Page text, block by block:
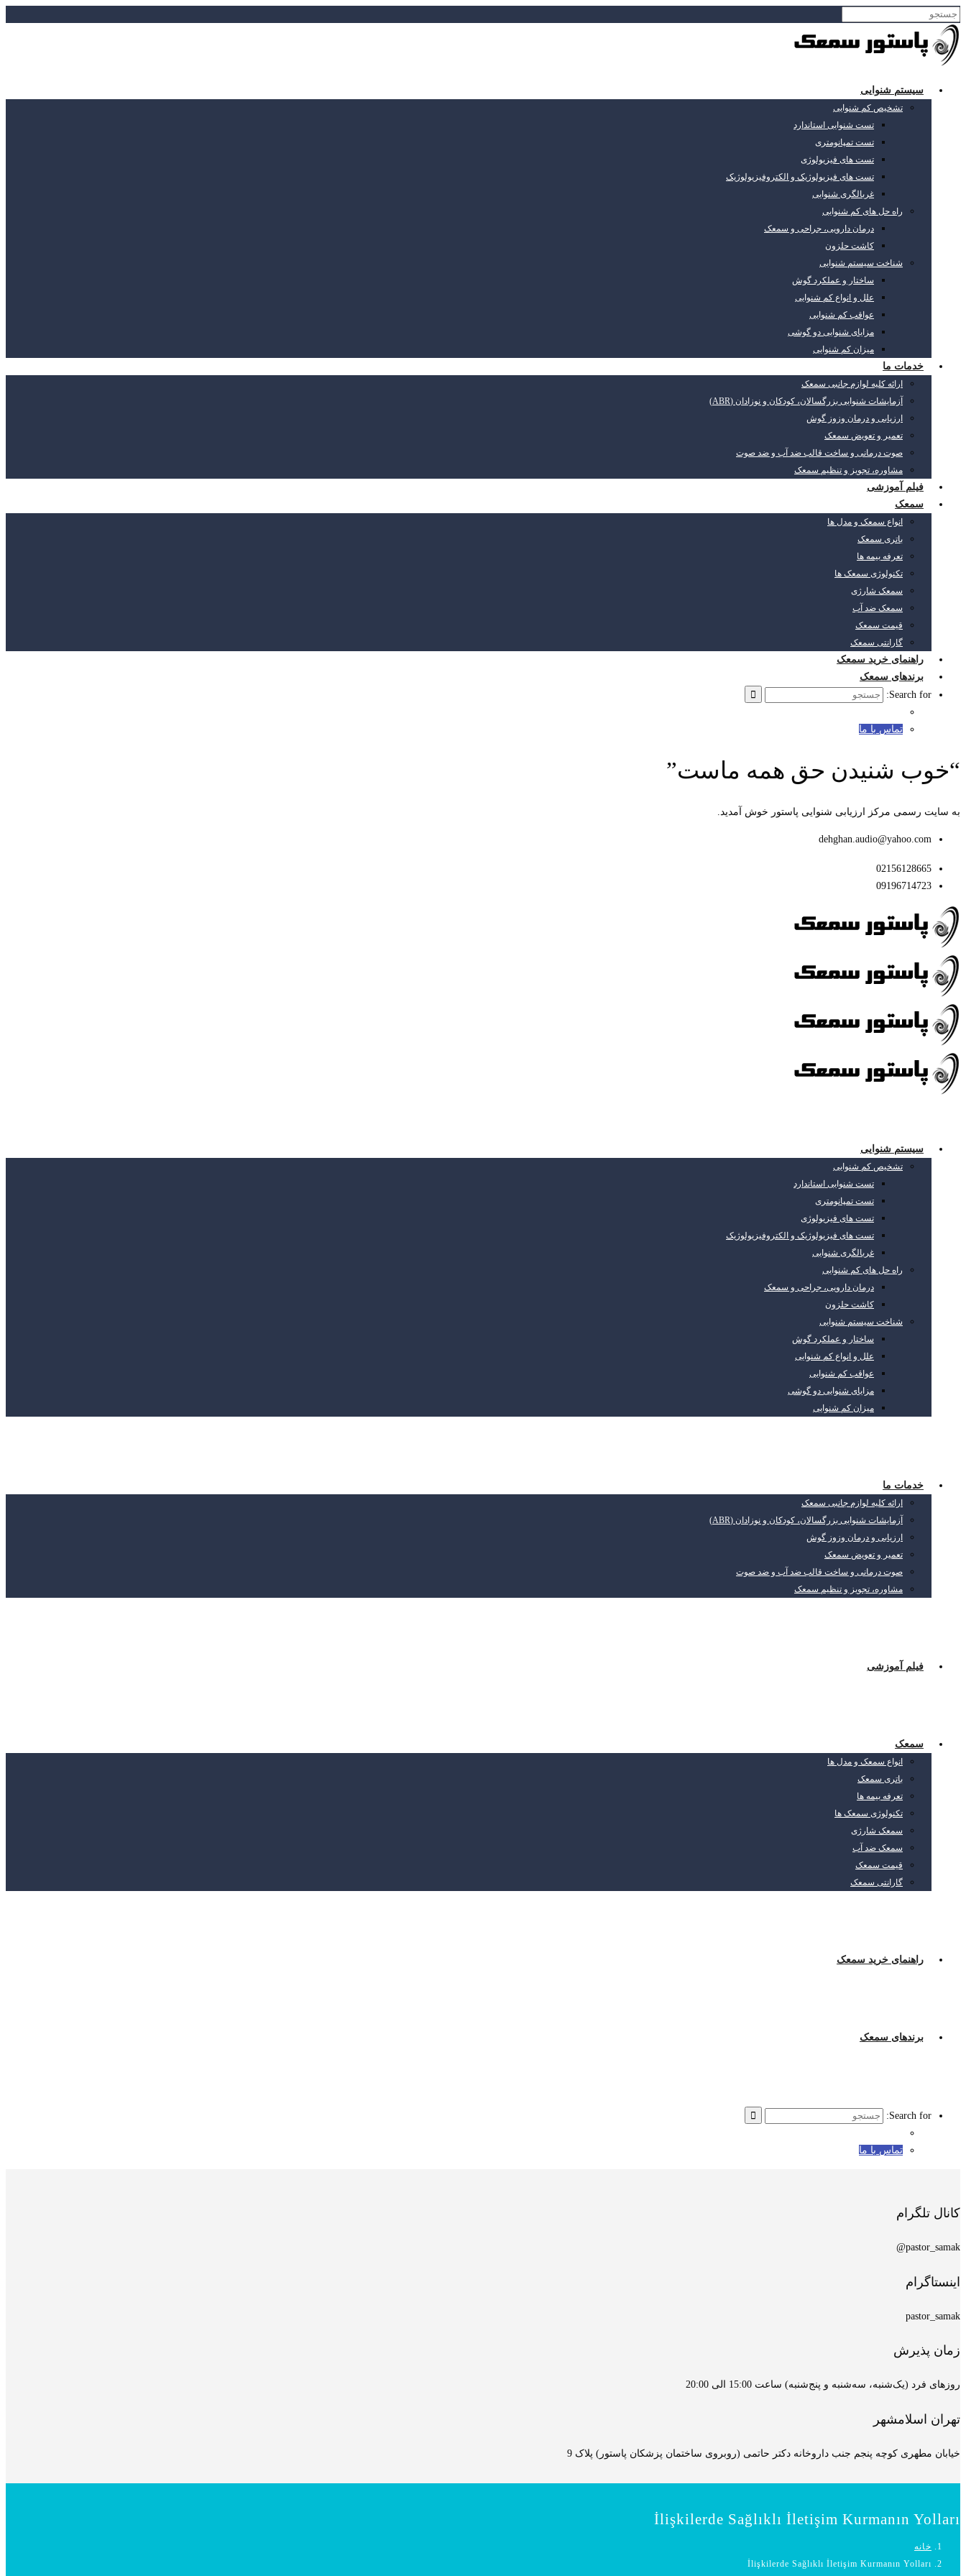
سیستم شنوایی
تشخیص کم شنوایی
تست شنوایی استاندارد
تست تمپانومتری
تست های فیزیولوژی
تست های فیزیولوژیک و الکتروفیزیولوژیک
غربالگری شنوایی
راه حل های کم شنوایی
درمان دارویی، جراحی و سمعک
کاشت حلزون
شناخت سیستم شنوایی
ساختار و عملکرد گوش
علل و انواع کم شنوایی
عواقب کم شنوایی
مزایای شنوایی دو گوشی
میزان کم شنوایی
خدمات ما
ارائه کلیه لوازم جانبی سمعک
آزمایشات شنوایی بزرگسالان، کودکان و نوزادان (ABR)
ارزیابی و درمان وزوز گوش
تعمیر و تعویض سمعک
صوت درمانی و ساخت قالب ضد آب و ضد صوت
مشاوره، تجویز و تنظیم سمعک
فیلم آموزشی
سمعک
انواع سمعک و مدل ها
باتری سمعک
تعرفه بیمه ها
تکنولوژی سمعک ها
سمعک شارژی
سمعک ضد آب
قیمت سمعک
گارانتی سمعک
راهنمای خرید سمعک
برندهای سمعک
Search for:
تماس با ما
“خوب شنیدن حق همه ماست”
به سایت رسمی مرکز ارزیابی شنوایی پاستور خوش آمدید.
dehghan.audio@yahoo.com
02156128665
09196714723
سیستم شنوایی
تشخیص کم شنوایی
تست شنوایی استاندارد
تست تمپانومتری
تست های فیزیولوژی
تست های فیزیولوژیک و الکتروفیزیولوژیک
غربالگری شنوایی
راه حل های کم شنوایی
درمان دارویی، جراحی و سمعک
کاشت حلزون
شناخت سیستم شنوایی
ساختار و عملکرد گوش
علل و انواع کم شنوایی
عواقب کم شنوایی
مزایای شنوایی دو گوشی
میزان کم شنوایی
خدمات ما
ارائه کلیه لوازم جانبی سمعک
آزمایشات شنوایی بزرگسالان، کودکان و نوزادان (ABR)
ارزیابی و درمان وزوز گوش
تعمیر و تعویض سمعک
صوت درمانی و ساخت قالب ضد آب و ضد صوت
مشاوره، تجویز و تنظیم سمعک
فیلم آموزشی
سمعک
انواع سمعک و مدل ها
باتری سمعک
تعرفه بیمه ها
تکنولوژی سمعک ها
سمعک شارژی
سمعک ضد آب
قیمت سمعک
گارانتی سمعک
راهنمای خرید سمعک
برندهای سمعک
Search for:
تماس با ما
کانال تلگرام
pastor_samak@
اینستاگرام
pastor_samak
زمان پذیرش
روزهای فرد (یک‌شنبه، سه‌شنبه و پنج‌شنبه) ساعت 15:00 الی 20:00
تهران اسلامشهر
خیابان مطهری کوچه پنجم جنب داروخانه دکتر حاتمی (روبروی ساختمان پزشکان پاستور) پلاک 9
İlişkilerde Sağlıklı İletişim Kurmanın Yolları
خانه
İlişkilerde Sağlıklı İletişim Kurmanın Yolları